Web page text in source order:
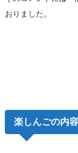
おりました。
楽しんごの内